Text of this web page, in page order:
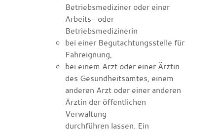
Betriebsmediziner oder einer
Arbeits- oder
Betriebsmedizinerin
bei einer Begutachtungsstelle für
Fahreignung,
bei einem Arzt oder einer Ärztin
des Gesundheitsamtes, einem
anderen Arzt oder einer anderen
Ärztin der öffentlichen
Verwaltung
durchführen lassen. Ein